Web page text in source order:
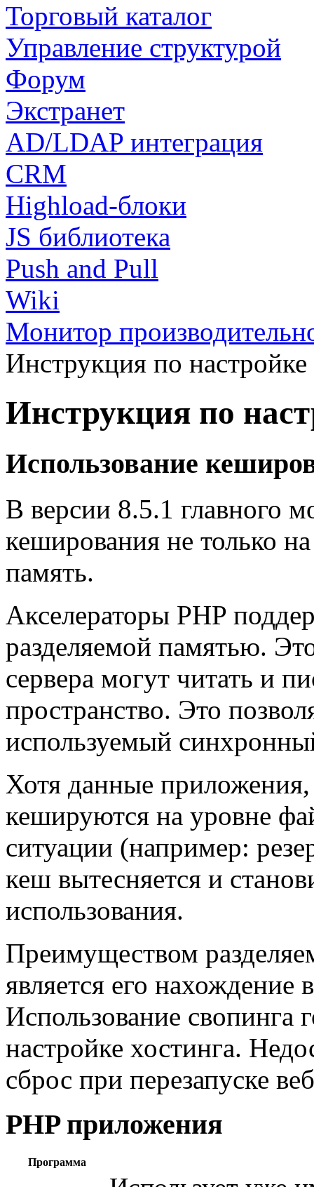
Торговый каталог
Управление структурой
Форум
Экстранет
AD/LDAP интеграция
CRM
Highload-блоки
JS библиотека
Push and Pull
Wiki
Монитор
Инструкция по
Инструкция по
Использование
В версии 8.5.1 главного
кеширования не только
память.
Акселераторы PHP
разделяемой памятью.
сервера могут читать и
пространство. Это
используемый
Хотя данные
кешируются на уровне
ситуации (например:
кеш вытесняется и
использования.
Преимуществом
является его нахождение
Использование свопинга
настройке хостинга.
сброс при перезапуске
PHP приложения
Программа